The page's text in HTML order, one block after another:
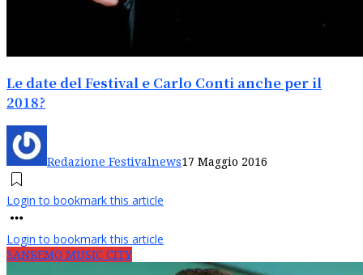
Le date del Festival e Carlo Conti anche per il
2018?
Redazione Festivalnews17 Maggio 2016
Login to bookmark this article
Login to bookmark this article
SANREMO MUSIC CITY